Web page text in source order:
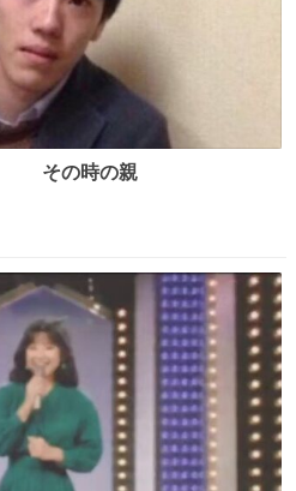
その時の親